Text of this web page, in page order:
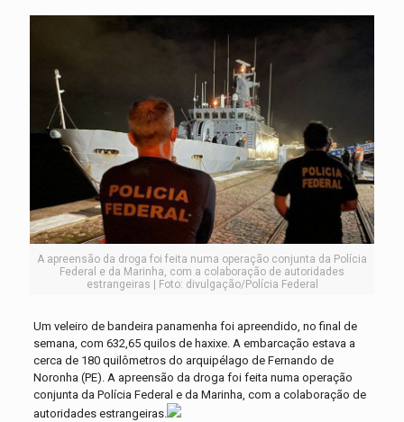
A apreensão da droga foi feita numa operação conjunta da Polícia
Federal e da Marinha, com a colaboração de autoridades
estrangeiras | Foto: divulgação/Polícia Federal
Um veleiro de bandeira panamenha foi apreendido, no final de
semana, com 632,65 quilos de haxixe. A embarcação estava a
cerca de 180 quilômetros do arquipélago de Fernando de
Noronha (PE). A apreensão da droga foi feita numa operação
conjunta da Polícia Federal e da Marinha, com a colaboração de
autoridades estrangeiras.